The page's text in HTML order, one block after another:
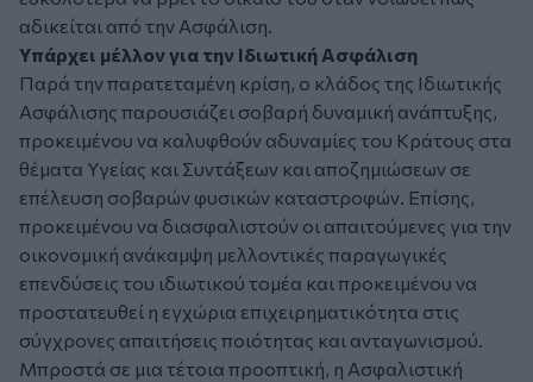
αδικείται από την Ασφάλιση.
Υπάρχει μέλλον για την Ιδιωτική Ασφάλιση
Παρά την παρατεταμένη κρίση, ο κλάδος της Ιδιωτικής
Ασφάλισης παρουσιάζει σοβαρή δυναμική ανάπτυξης,
προκειμένου να καλυφθούν αδυναμίες του Κράτους στα
θέματα Υγείας και Συντάξεων και αποζημιώσεων σε
επέλευση σοβαρών φυσικών καταστροφών. Επίσης,
προκειμένου να διασφαλιστούν οι απαιτούμενες για την
οικονομική ανάκαμψη μελλοντικές παραγωγικές
επενδύσεις του ιδιωτικού τομέα και προκειμένου να
προστατευθεί η εγχώρια επιχειρηματικότητα στις
σύγχρονες απαιτήσεις ποιότητας και ανταγωνισμού.
Μπροστά σε μια τέτοια προοπτική, η Ασφαλιστική